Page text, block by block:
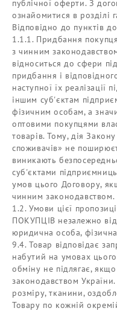
публічної оферти. З
ознайомитися в розділі
Відповідно до пунктів
1.1.1. Придбання
з чинним
відноситься до сфери
придбання і
наступної їх реалізації
іншим суб'єктам
фізичним особам, а
оптовими покупцями
товарів. Тому, дія
споживачів» не
виникають
суб'єктами
умов цього Договору,
чинним законодавством.
1.2. Умови цієї
ПОКУПЦІВ незалежно
юридична особа,
9.4. Товар відповідає
набутий на умовах
обміну не підлягає,
законодавством України.
розміру, тканини,
Товару по кожній